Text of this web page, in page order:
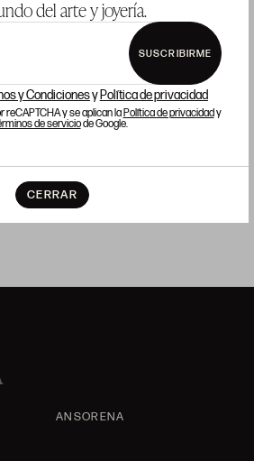
del arte y joyería.
SUSCRIBIRME
y Condicionesy Política de privacidad
y se aplican laPolítica de privacidady
de serviciode Google.
CERRAR
de plata, marcador Maison,
ANSORENA